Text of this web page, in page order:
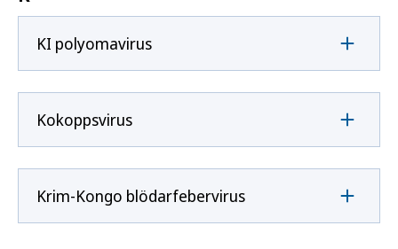
KI polyomavirus
Kokoppsvirus
Krim-Kongo blödarfebervirus